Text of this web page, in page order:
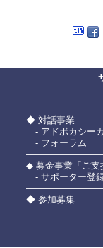
◆ 対話事業
- アドボカシー
- フォーラム
◆ 募金事業「ご支
- サポーター登
◆ 参加募集